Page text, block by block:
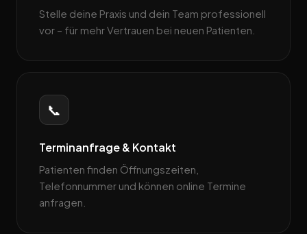
Stelle deine Praxis und dein Team professionell
vor – für mehr Vertrauen bei neuen Patienten.
📞
Terminanfrage & Kontakt
Patienten finden Öffnungszeiten,
Telefonnummer und können online Termine
anfragen.